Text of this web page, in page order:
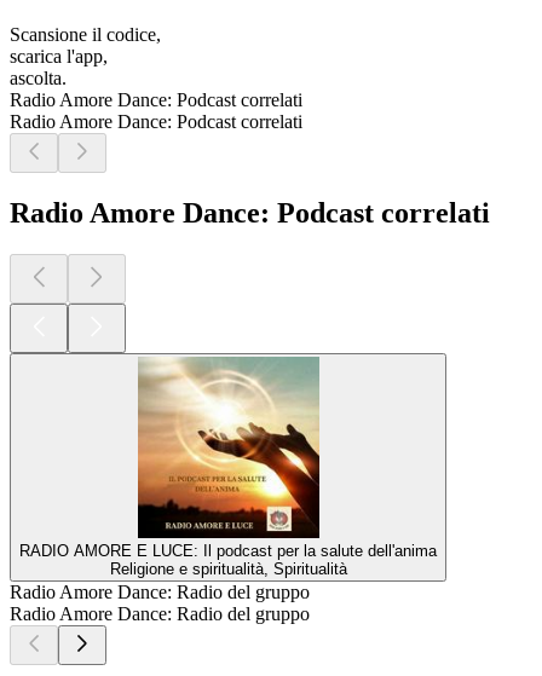
Scansione il codice,
scarica l'app,
ascolta.
Radio Amore Dance: Podcast correlati
Radio Amore Dance: Podcast correlati
Radio Amore Dance: Podcast correlati
RADIO AMORE E LUCE: Il podcast per la salute dell'anima
Religione e spiritualità, Spiritualità
Radio Amore Dance: Radio del gruppo
Radio Amore Dance: Radio del gruppo